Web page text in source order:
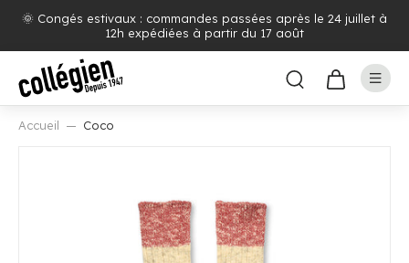
🌞 Congés estivaux : commandes passées après le 24 juillet à
12h expédiées à partir du 17 août
Accueil Coco